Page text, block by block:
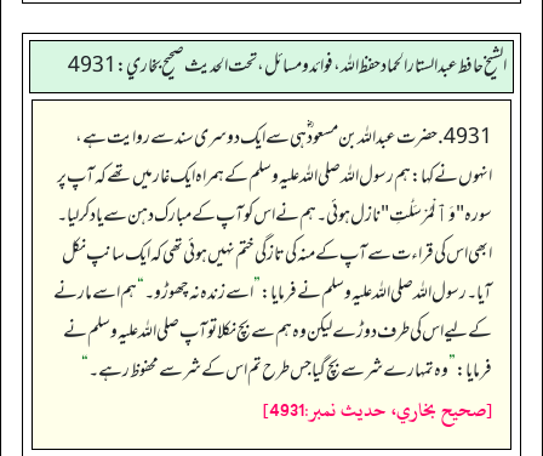
الشيخ حافط عبدالستار الحماد حفظ الله، فوائد و مسائل، تحت الحديث صحيح بخاري:4931
4931. حضرت عبداللہ بن مسعود ؓ ہی سے ایک دوسری سند سے روایت ہے،
انہوں نے کہا: ہم رسول اللہ صلی اللہ علیہ وسلم کے ہمراہ ایک غار میں تھے کہ آپ پر
سورہ "وَٱلْمُرْسَلَـٰتِ" نازل ہوئی۔ ہم نے اس کو آپ کے مبارک دہن سے یاد کر لیا۔
ابھی اس کی قراءت سے آپ کے منہ کی تازگی ختم نہیں ہوئی تھی کہ ایک سانپ نکل
آیا۔ رسول اللہ صلی اللہ علیہ وسلم نے فرمایا:”اسے زندہ نہ چھوڑو۔“ہم اسے مارنے
کے لیے اس کی طرف دوڑے لیکن وہ ہم سے بچ نکلا تو آپ صلی اللہ علیہ وسلم نے
فرمایا:”وہ تمہارے شر سے بچ گیا جس طرح تم اس کے شر سے محفوظ رہے۔“
[صحيح بخاري، حديث نمبر:4931]